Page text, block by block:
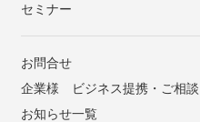
セミナー
お問合せ
企業様 ビジネス提携・ご相談
お知らせ一覧